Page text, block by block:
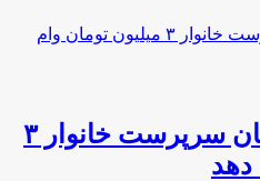
شهرداری تهران به زنان سرپرست خانوار ۳
دهد